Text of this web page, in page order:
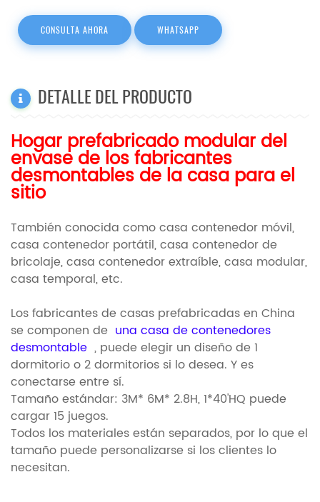
CONSULTA AHORA WHATSAPP
DETALLE DEL PRODUCTO
Hogar prefabricado modular del
envase de los fabricantes
desmontables de la casa para el
sitio
También conocida como casa contenedor móvil,
casa contenedor portátil, casa contenedor de
bricolaje, casa contenedor extraíble, casa modular,
casa temporal, etc.
Los fabricantes de casas prefabricadas en China
se componen de una casa de contenedores
desmontable , puede elegir un diseño de 1
dormitorio o 2 dormitorios si lo desea. Y es
conectarse entre sí.
Tamaño estándar: 3M* 6M* 2.8H, 1*40'HQ puede
cargar 15 juegos.
Todos los materiales están separados, por lo que el
tamaño puede personalizarse si los clientes lo
necesitan.